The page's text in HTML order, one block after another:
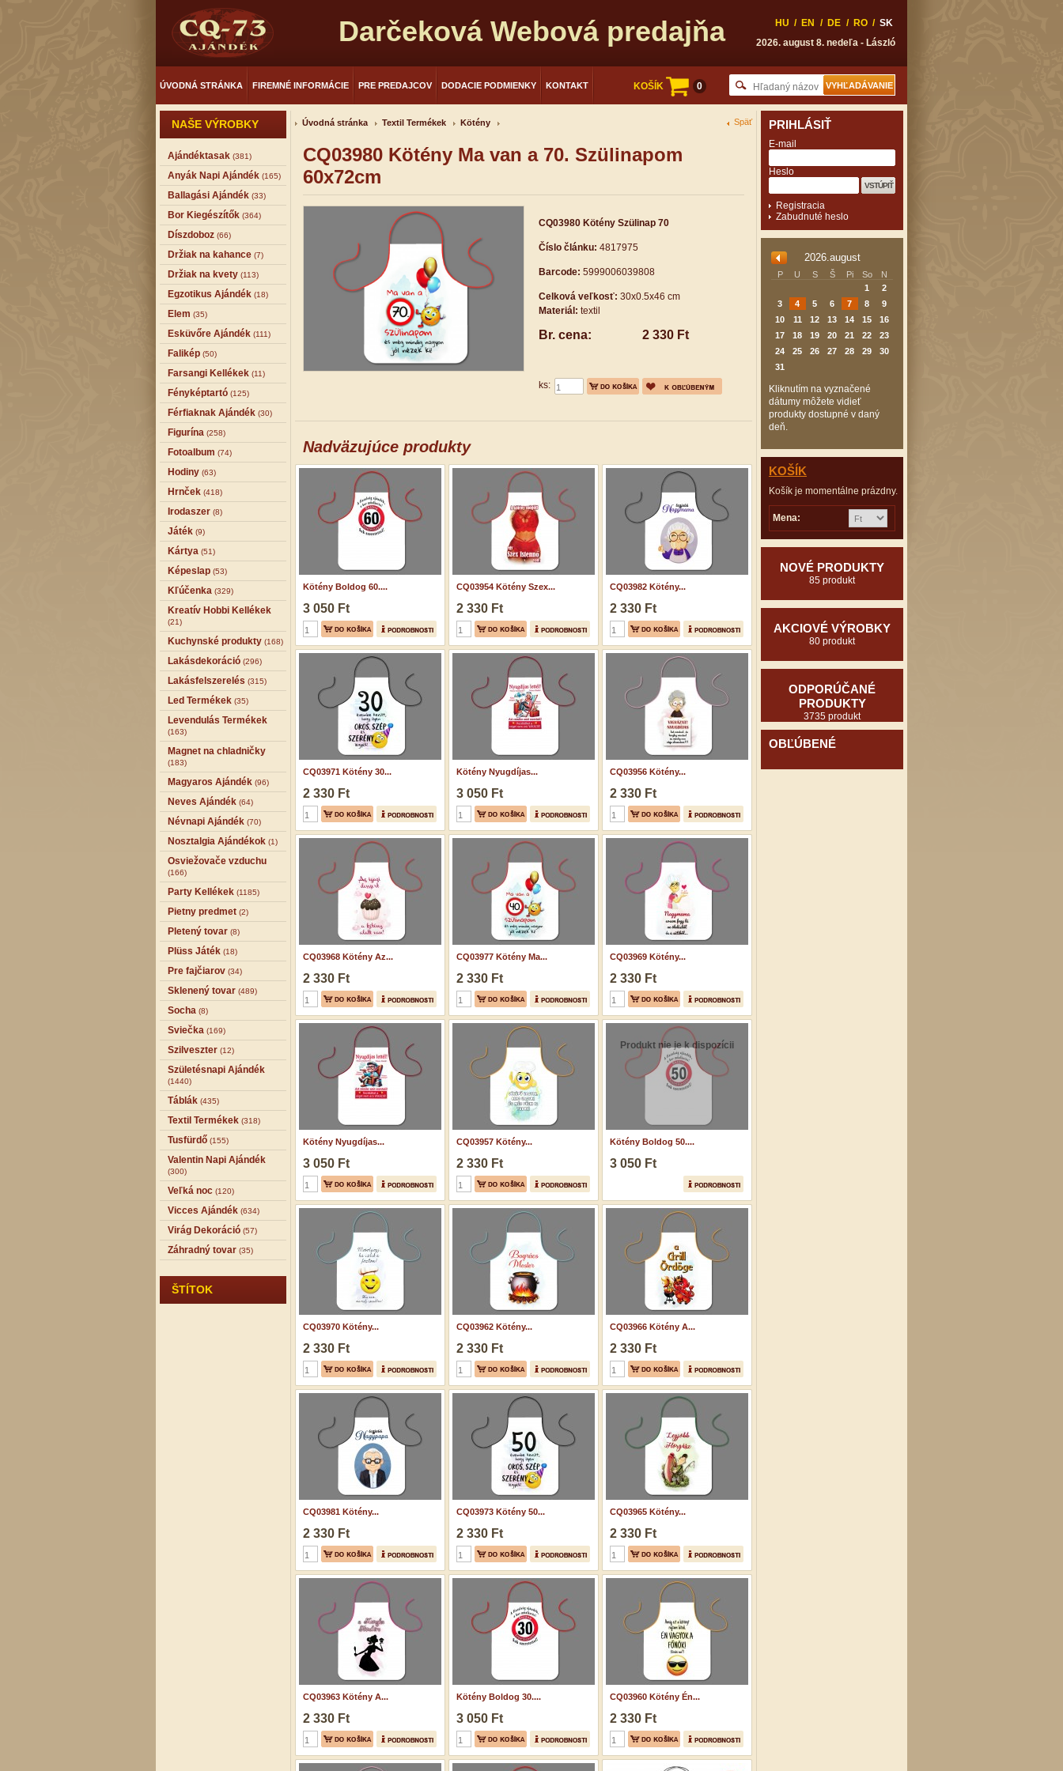
Darčeková Webová predajňa HU / EN / DE / RO / SK
2026. august 8. nedeľa - László
ÚVODNÁ STRÁNKA FIREMNÉ INFORMÁCIE PRE PREDAJCOV DODACIE PODMIENKY KONTAKT KOŠÍK 0
NAŠE VÝROBKY
Ajándéktasak (381)
Anyák Napi Ajándék (165)
Ballagási Ajándék (33)
Bor Kiegészítők (364)
Díszdoboz (66)
Držiak na kahance (7)
Držiak na kvety (113)
Egzotikus Ajándék (18)
Elem (35)
Esküvőre Ajándék (111)
Falikép (50)
Farsangi Kellékek (11)
Fényképtartó (125)
Férfiaknak Ajándék (30)
Figurína (258)
Fotoalbum (74)
Hodiny (63)
Hrnček (418)
Irodaszer (8)
Játék (9)
Kártya (51)
Képeslap (53)
Kľúčenka (329)
Kreatív Hobbi Kellékek
(21)
Kuchynské produkty (168)
Lakásdekoráció (296)
Lakásfelszerelés (315)
Led Termékek (35)
Levendulás Termékek
(163)
Magnet na chladničky
(183)
Magyaros Ajándék (96)
Neves Ajándék (64)
Névnapi Ajándék (70)
Nosztalgia Ajándékok (1)
Osviežovače vzduchu
(166)
Party Kellékek (1185)
Pietny predmet (2)
Pletený tovar (8)
Plüss Játék (18)
Pre fajčiarov (34)
Sklenený tovar (489)
Socha (8)
Sviečka (169)
Szilveszter (12)
Születésnapi Ajándék
(1440)
Táblák (435)
Textil Termékek (318)
Tusfürdő (155)
Valentin Napi Ajándék
(300)
Veľká noc (120)
Vicces Ajándék (634)
Virág Dekoráció (57)
Záhradný tovar (35)
ŠTÍTOK
Úvodná stránka Textil Termékek Kötény Späť
CQ03980 Kötény Ma van a 70. Szülinapom
60x72cm
CQ03980 Kötény Szülinap 70
Číslo článku: 4817975
Barcode: 5999006039808
Celková veľkosť: 30x0.5x46 cm
Materiál: textil
Br. cena: 2 330 Ft
ks:
Nadväzujúce produkty
Kötény Boldog 60....
3 050 Ft
CQ03954 Kötény Szex...
2 330 Ft
CQ03982 Kötény...
2 330 Ft
CQ03971 Kötény 30...
2 330 Ft
Kötény Nyugdíjas...
3 050 Ft
CQ03956 Kötény...
2 330 Ft
CQ03968 Kötény Az...
2 330 Ft
CQ03977 Kötény Ma...
2 330 Ft
CQ03969 Kötény...
2 330 Ft
Kötény Nyugdíjas...
3 050 Ft
CQ03957 Kötény...
2 330 Ft
Produkt nie je k dispozícii
Kötény Boldog 50....
3 050 Ft
CQ03970 Kötény...
2 330 Ft
CQ03962 Kötény...
2 330 Ft
CQ03966 Kötény A...
2 330 Ft
CQ03981 Kötény...
2 330 Ft
CQ03973 Kötény 50...
2 330 Ft
CQ03965 Kötény...
2 330 Ft
CQ03963 Kötény A...
2 330 Ft
Kötény Boldog 30....
3 050 Ft
CQ03960 Kötény Én...
2 330 Ft
PRIHLÁSIŤ
E-mail
Heslo
Registracia
Zabudnuté heslo
2026.august
P U S Š Pi So
N
1
2
3
4 5 6 7 8
9
10
11 12 13 14 15
16
17
18 19 20 21 22
23
24
25 26 27 28 29
30
31
Kliknutím na vyznačené
dátumy môžete vidieť
produkty dostupné v daný
deň.
KOŠÍK
Košík je momentálne prázdny.
Mena:
NOVÉ PRODUKTY
85 produkt
AKCIOVÉ VÝROBKY
80 produkt
ODPORÚČANÉ
PRODUKTY
3735 produkt
OBĽÚBENÉ